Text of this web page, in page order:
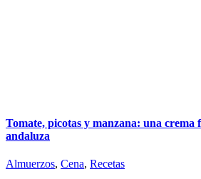
Tomate, picotas y manzana: una crema
andaluza
Almuerzos, Cena, Recetas